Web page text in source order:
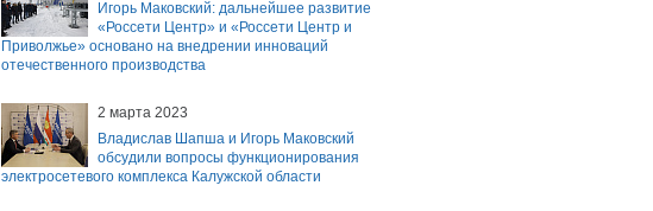
Игорь Маковский: дальнейшее развитие
«Россети Центр» и «Россети Центр и
Приволжье» основано на внедрении инноваций
отечественного производства
2 марта 2023
Владислав Шапша и Игорь Маковский
обсудили вопросы функционирования
электросетевого комплекса Калужской области